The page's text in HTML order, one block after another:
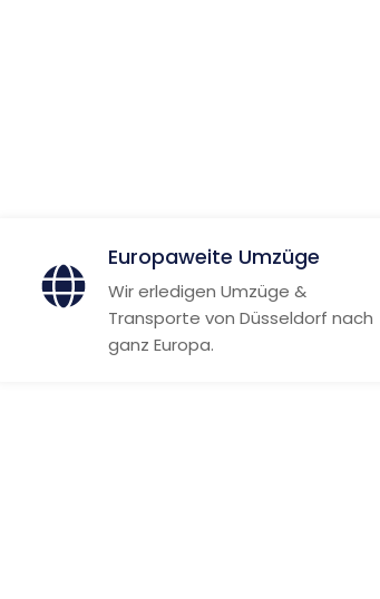
Europaweite Umzüge
Wir erledigen Umzüge &
Transporte von Düsseldorf nach
ganz Europa.